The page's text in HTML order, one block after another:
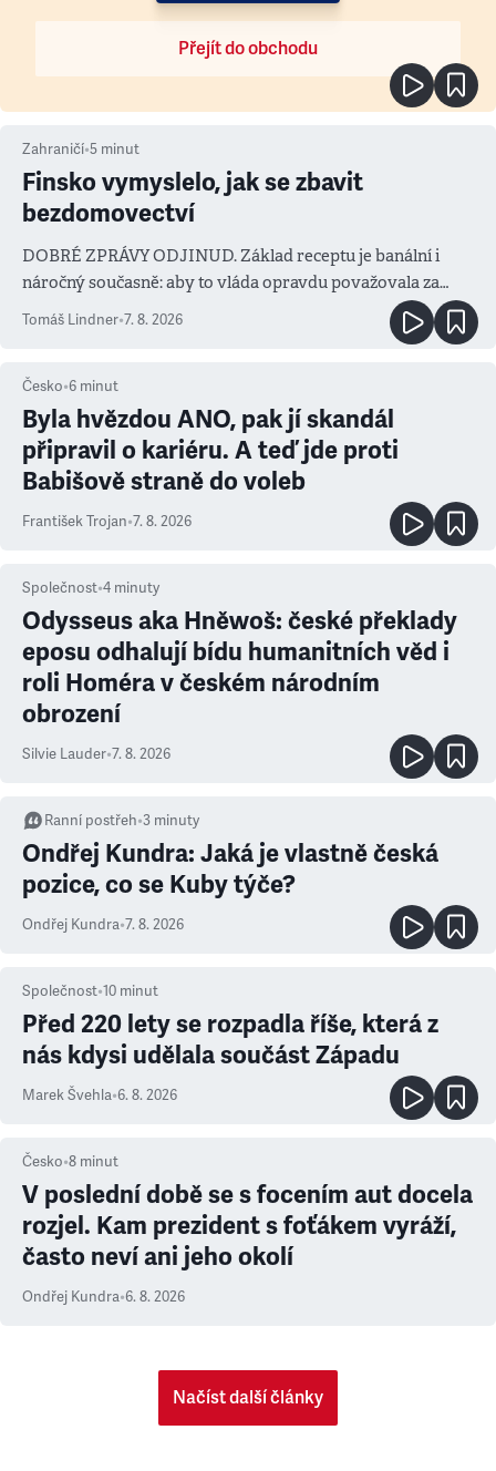
Přejít do obchodu
Zahraničí•5 minut
Finsko vymyslelo, jak se zbavit
bezdomovectví
DOBRÉ ZPRÁVY ODJINUD. Základ receptu je banální i
náročný současně: aby to vláda opravdu považovala za
prioritu
Tomáš Lindner•7. 8. 2026
Česko•6 minut
Byla hvězdou ANO, pak jí skandál
připravil o kariéru. A teď jde proti
Babišově straně do voleb
František Trojan•7. 8. 2026
Společnost•4 minuty
Odysseus aka Hněwoš: české překlady
eposu odhalují bídu humanitních věd i
roli Homéra v českém národním
obrození
Silvie Lauder•7. 8. 2026
Ranní postřeh•3 minuty
Ondřej Kundra: Jaká je vlastně česká
pozice, co se Kuby týče?
Ondřej Kundra•7. 8. 2026
Společnost•10 minut
Před 220 lety se rozpadla říše, která z
nás kdysi udělala součást Západu
Marek Švehla•6. 8. 2026
Česko•8 minut
V poslední době se s focením aut docela
rozjel. Kam prezident s foťákem vyráží,
často neví ani jeho okolí
Ondřej Kundra•6. 8. 2026
Načíst další články